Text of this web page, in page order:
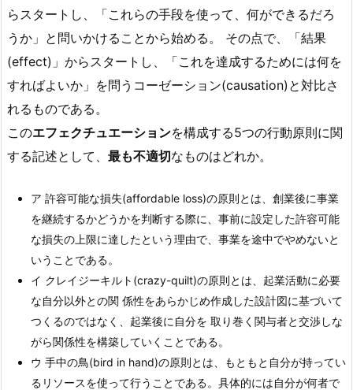
らスタートし、「これらの手段を使って、何ができるだろ
うか」と問いかけることから始める。 その点で、「結果
(effect)」からスタートし、「これを達成するためには何を
すればよいか」を問うコーゼーション(causation)と対比さ
れるものである。
このエフェクチュエーションを構成する5つの行動原則に関
する記述として、 最も不適切なものはどれか。
ア 許容可能な損失(affordable loss)の原則とは、創業後に事業
を継続するかどうかを判断する際に、事前に設定した許容可能
な損失の上限に達したという理由で、事業を途中でやめないと
いうことである。
イ クレイジーキルト(crazy-quilt)の原則とは、起業活動に必要
な自分以外との関 係性をあらかじめ作成した設計図に基づいて
つくるのではなく、起業後に自分を 取り巻く関与者と交渉しな
がら関係性を構築していくことである。
ウ 手中の鳥(bird in hand)の原則とは、もともと自分が持ってい
るリソースを使って行うことである。具体的には自分が何者で